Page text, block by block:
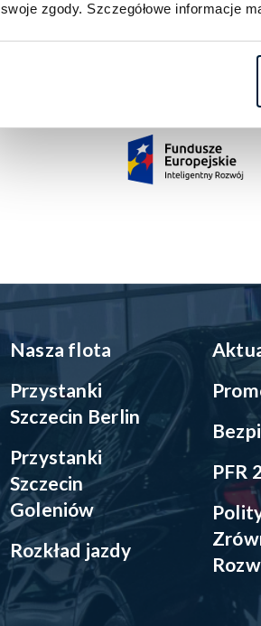
swoje zgody. Szczegółowe informacje
Nasza flota
Przystanki
Szczecin Berlin
Przystanki
Szczecin
Goleniów
Rozkład jazdy
PFR